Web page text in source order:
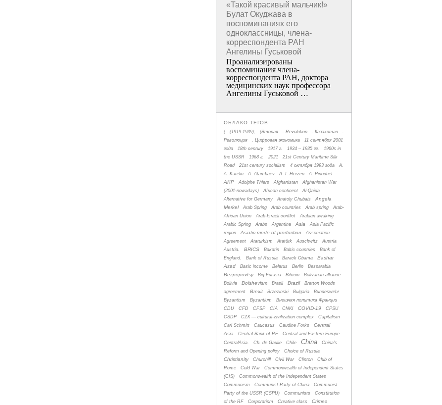
«Такой красивый мальчик!»
Булат Окуджава в
воспоминаниях его
одноклассницы, члена-
корреспондента РАН
Ангелины Гуськовой
Проанализированы
воспоминания члена­
корреспондента РАН, доктора
медицинских наук профессора
Ангелины Гуськовой …
ОБЛАКО ТЕГОВ
( (1919-1939); (Вторая . Revolution . Казахстан
.
Революция
. Цифровая экономика
11 сентября 2001
года
18th century 1917 г. 1934 – 1935 гг.
1960s in
the USSR
1968 г. 2021
21st Century Maritime Silk
Road
21st century socialism 4 октября 1993 года
A.
A. Karelin
A. Atambaev A. I. Herzen A. Pinochet
AKP Adolphe Thiers Afghanistan
Afghanistan War
(2001-nowadays)
African continent
Al-Qaida
Alternative for Germany
Anatoly Chubais
Angela
Merkel
Arab Spring Arab countries Arab spring
Arab-
African Union
Arab-Israeli conflict
Arabian awaking
Arabic Spring
Arabs Argentina Asia
Asia Pacific
region
Asiatic mode of production
Association
Agreement
Ataturkism Atatürk Auschwitz
Austria
Austria.
BRICS Bakatin Baltic countries
Bank of
England.
Bank of Russia Barack Obama
Bashar
Asad
Basic income Belarus Berlin Bessarabia
Bezpopovtsy Big Eurasia Bitcoin
Bolivarian alliance
Bolivia
Bolshevism Brasil Brazil
Bretton Woods
agreement
Brexit Brzezinski Bulgaria
Bundeswehr
Byzantism
Byzantium
Bнешняя политика Франции
CDU
CFD CFSP CIA CNKI COVID-19
CPSU
CSDP
CZК — cultural-zivilization complex
Capitalism
Carl Schmitt
Caucasus Caudine Forks
Central
Asia
Central Bank of RF
Central and Eastern Europe
CentralAsia.
Ch. de Gaulle Chile China
China's
Reform and Opening policy
Choice of Russia
Christianity Churchill Civil War Clinton
Club of
Rome
Cold War
Commonwealth of Independent States
(CIS)
Commonwealth of the Independent States
Communism
Communist Party of China
Communist
Party of the USSR (CSPU)
Communists
Constitution
of the RF
Corporatism Creative class Crimea